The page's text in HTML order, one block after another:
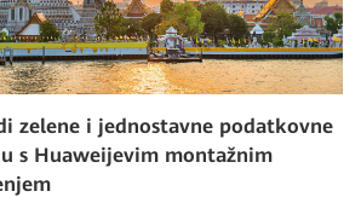
zelene i jednostavne podatkovne
s Huaweijevim montažnim